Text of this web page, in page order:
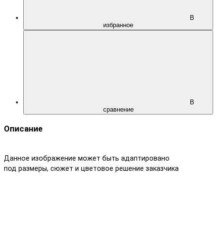
В
избранное
В
сравнение
Описание
Данное изображение может быть адаптировано
под размеры, сюжет и цветовое решение заказчика